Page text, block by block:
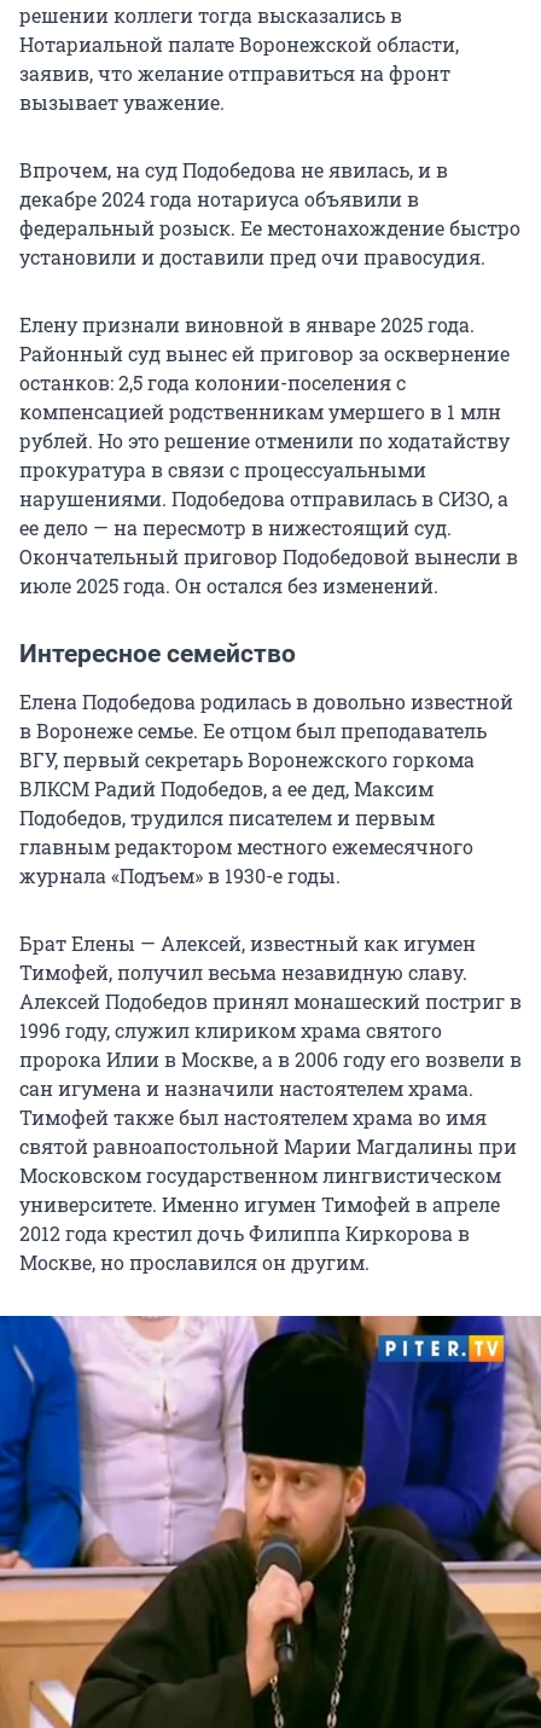
решении коллеги тогда высказались в
Нотариальной палате Воронежской области,
заявив, что желание отправиться на фронт
вызывает уважение.
Впрочем, на суд Подобедова не явилась, и в
декабре 2024 года нотариуса объявили в
федеральный розыск. Ее местонахождение быстро
установили и доставили пред очи правосудия.
Елену признали виновной в январе 2025 года.
Районный суд вынес ей приговор за осквернение
останков: 2,5 года колонии-поселения с
компенсацией родственникам умершего в 1 млн
рублей. Но это решение отменили по ходатайству
прокуратура в связи с процессуальными
нарушениями. Подобедова отправилась в СИЗО, а
ее дело — на пересмотр в нижестоящий суд.
Окончательный приговор Подобедовой вынесли в
июле 2025 года. Он остался без изменений.
Интересное семейство
Елена Подобедова родилась в довольно известной
в Воронеже семье. Ее отцом был преподаватель
ВГУ, первый секретарь Воронежского горкома
ВЛКСМ Радий Подобедов, а ее дед, Максим
Подобедов, трудился писателем и первым
главным редактором местного ежемесячного
журнала «Подъем» в 1930-е годы.
Брат Елены — Алексей, известный как игумен
Тимофей, получил весьма незавидную славу.
Алексей Подобедов принял монашеский постриг в
1996 году, служил клириком храма святого
пророка Илии в Москве, а в 2006 году его возвели в
сан игумена и назначили настоятелем храма.
Тимофей также был настоятелем храма во имя
святой равноапостольной Марии Магдалины при
Московском государственном лингвистическом
университете. Именно игумен Тимофей в апреле
2012 года крестил дочь Филиппа Киркорова в
Москве, но прославился он другим.